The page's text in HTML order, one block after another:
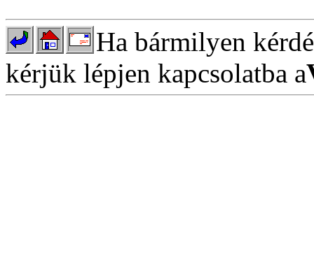
Ha bármilyen
kérjük lépjen kapcsolatba a